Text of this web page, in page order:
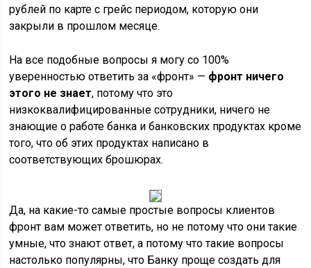
рублей по карте с грейс периодом, которую они
закрыли в прошлом месяце.
На все подобные вопросы я могу со 100%
уверенностью ответить за «фронт» — фронт ничего
этого не знает, потому что это
низкоквалифицированные сотрудники, ничего не
знающие о работе банка и банковских продуктах кроме
того, что об этих продуктах написано в
соответствующих брошюрах.
Да, на какие-то самые простые вопросы клиентов
фронт вам может ответить, но не потому что они такие
умные, что знают ответ, а потому что такие вопросы
настолько популярны, что Банку проще создать для